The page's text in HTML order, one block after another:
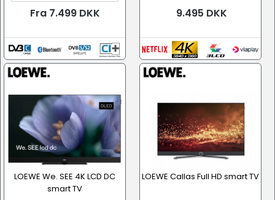
Fra 7.499 DKK 9.495 DKK
LOEWE We. SEE 4K LCD DC
smart TV
LOEWE Callas Full HD smart TV